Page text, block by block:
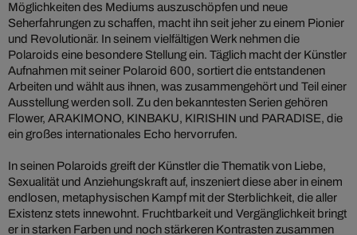
Möglichkeiten des Mediums auszuschöpfen und neue
Seherfahrungen zu schaffen, macht ihn seit jeher zu einem Pionier
und Revolutionär. In seinem vielfältigen Werk nehmen die
Polaroids eine besondere Stellung ein. Täglich macht der Künstler
Aufnahmen mit seiner Polaroid 600, sortiert die entstandenen
Arbeiten und wählt aus ihnen, was zusammengehört und Teil einer
Ausstellung werden soll. Zu den bekanntesten Serien gehören
Flower, ARAKIMONO, KINBAKU, KIRISHIN und PARADISE, die
ein großes internationales Echo hervorrufen.
In seinen Polaroids greift der Künstler die Thematik von Liebe,
Sexualität und Anziehungskraft auf, inszeniert diese aber in einem
endlosen, metaphysischen Kampf mit der Sterblichkeit, die aller
Existenz stets innewohnt. Fruchtbarkeit und Vergänglichkeit bringt
er in starken Farben und noch stärkeren Kontrasten zusammen